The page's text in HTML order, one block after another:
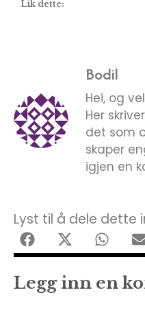
Lik dette:
Bodil
Hei, og
Her
det som
skaper
igjen en
Lyst til å dele dette
Legg inn en